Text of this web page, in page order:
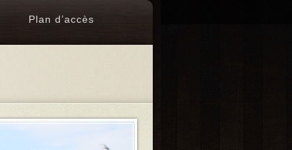
Plan d’accès